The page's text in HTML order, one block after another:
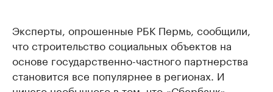
Эксперты, опрошенные РБК Пермь, сообщили,
что строительство социальных объектов на
основе государственно-частного партнерства
становится все популярнее в регионах. И